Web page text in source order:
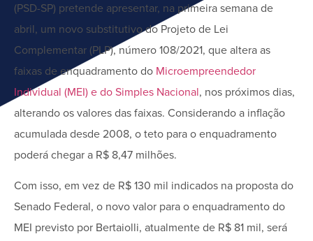
(PSD-SP) pretende apresentar, na primeira semana de
abril, um novo substitutivo do Projeto de Lei
Complementar (PLP), número 108/2021, que altera as
faixas de enquadramento do Microempreendedor
Individual (MEI) e do Simples Nacional, nos próximos dias,
alterando os valores das faixas. Considerando a inflação
acumulada desde 2008, o teto para o enquadramento
poderá chegar a R$ 8,47 milhões.
Com isso, em vez de R$ 130 mil indicados na proposta do
Senado Federal, o novo valor para o enquadramento do
MEI previsto por Bertaiolli, atualmente de R$ 81 mil, será